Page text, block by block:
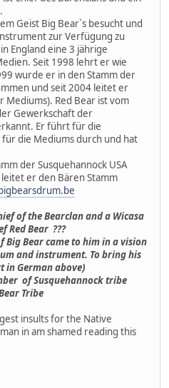
Geist Big Bear`s besucht und
zur Verfügung zu
England eine 3 jährige
Seit 1998 lehrt er wie
wurde er in den Stamm der
und seit 2004 leitet er
Mediums). Red Bear ist vom
Gewerkschaft der
Er führt für die
die Mediums durch und hat
der Susquehannock USA
er den Bären Stamm
of the Bearclan and a Wicasa
Red Bear ???
Big Bear came to him in a vision
and instrument. To bring his
in German above)
of Susquehannock tribe
Tribe
insults for the Native
in am shamed reading this